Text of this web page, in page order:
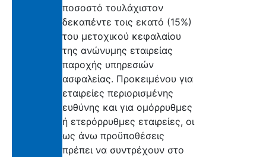
ποσοστό τουλάχιστον
δεκαπέντε τοις εκατό (15%)
του μετοχικού κεφαλαίου
της ανώνυμης εταιρείας
παροχής υπηρεσιών
ασφαλείας. Προκειμένου για
εταιρείες περιορισμένης
ευθύνης και για ομόρρυθμες
ή ετερόρρυθμες εταιρείες, οι
ως άνω προϋποθέσεις
πρέπει να συντρέχουν στο